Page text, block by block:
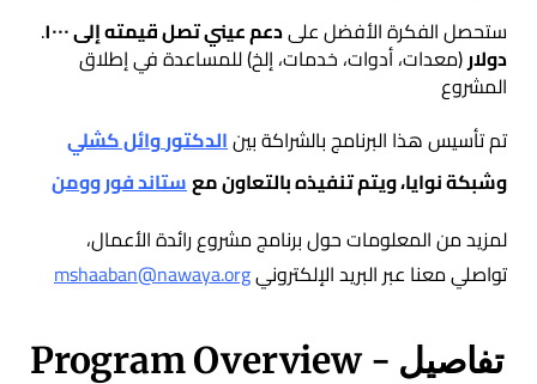
.ستحصل الفكرة الأفضل على
دعم عيني تصل قيمته إلى ١٠٠٠
دولار(معدات، أدوات، خدمات، إلخ) للمساعدة في إطلاق
المشروع
تمتأسيس هذا البرنامج بالشراكة بينالدكتوروائل كشلي
وشبكة نوايا، ويتم تنفيذه بالتعاون معستاند فور وومن
لمزيد من المعلومات حول برنامج مشروع رائدة الأعمال،
تواصلي معنا عبر البريد الإلكترونيmshaaban@nawaya.org
Program Overview - تفاصيل